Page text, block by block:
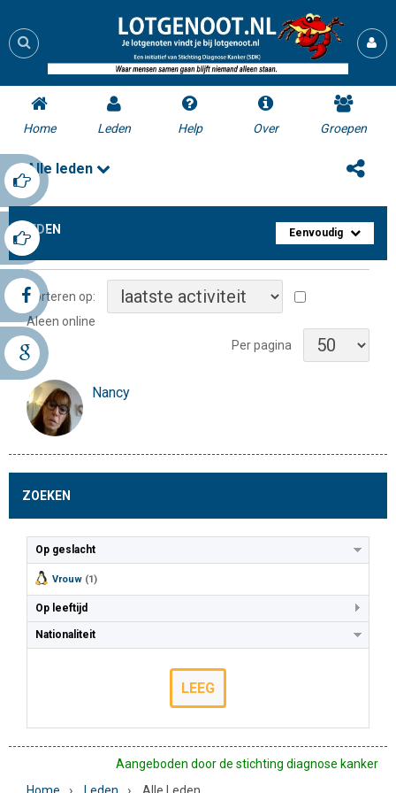
Home Leden Help Over Groepen
Alle leden
LEDEN Eenvoudig
Sorteren op:
Aleen online
Per pagina
Nancy
ZOEKEN
Op geslacht
Vrouw (1)
Op leeftijd
Nationaliteit
LEEG
Aangeboden door de stichting diagnose kanker